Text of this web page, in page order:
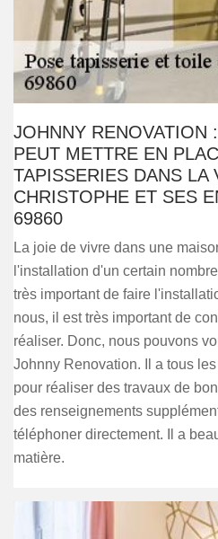
JOHNNY RENOVATION
PEUT METTRE EN
TAPISSERIES DANS LA
CHRISTOPHE ET SES
69860
La joie de vivre dans une
l'installation d'un certain
très important de faire
nous, il est très important de
réaliser. Donc, nous pouvons
Johnny Renovation. Il a tous
pour réaliser des travaux de
des renseignements
téléphoner directement. Il a
matière.